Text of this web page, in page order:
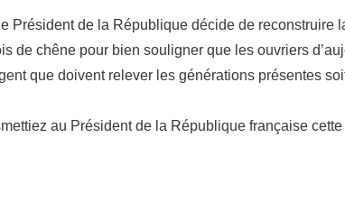
Président de la République décide de reconstruire
de chêne pour bien souligner que les ouvriers
que doivent relever les générations présentes
au Président de la République française